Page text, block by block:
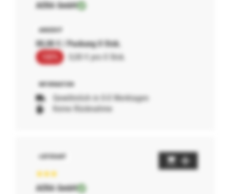
AERA GmbH
00,00 € / Packung 0 Stck.
0,00 € pro 0 Stck.
Gewöhnlich in 0-0 Werktagen
Keine Rücknahme
AERA GmbH